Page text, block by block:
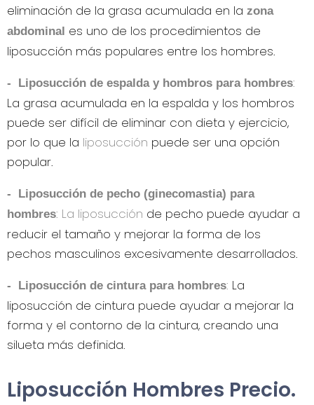
eliminación de la grasa acumulada en la zona
abdominal es uno de los procedimientos de
liposucción más populares entre los hombres.
- Liposucción de espalda y hombros para hombres:
La grasa acumulada en la espalda y los hombros
puede ser difícil de eliminar con dieta y ejercicio,
por lo que la liposucción puede ser una opción
popular.
- Liposucción de pecho (ginecomastia) para
hombres: La liposucción de pecho puede ayudar a
reducir el tamaño y mejorar la forma de los
pechos masculinos excesivamente desarrollados.
- Liposucción de cintura para hombres: La
liposucción de cintura puede ayudar a mejorar la
forma y el contorno de la cintura, creando una
silueta más definida.
Liposucción Hombres Precio.